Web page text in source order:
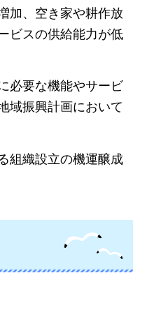
加、空き家や耕作放
ビスの供給能力が低
必要な機能やサービ
域振興計画において
組織設立の機運醸成